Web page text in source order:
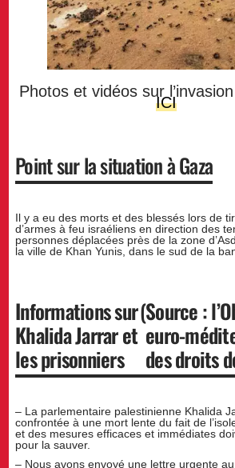
Photos et vidéos sur
ICI
Point sur la situation à Gaza
Il y a eu des morts et des blessés lors de
d’armes à feu israéliens en direction des
personnes déplacées près de la zone
la ville de Khan Yunis, dans le sud de la
Informations sur
Khalida Jarrar et
les prisonniers
(Source :
euro-
des droits
– La parlementaire palestinienne Khalida
confrontée à une mort lente du fait de
et des mesures efficaces et immédiates
pour la sauver.
– Nous avons envoyé une lettre urgente